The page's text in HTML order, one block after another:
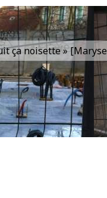
ça noisette »